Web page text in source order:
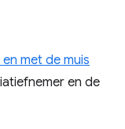
met de muis
en de